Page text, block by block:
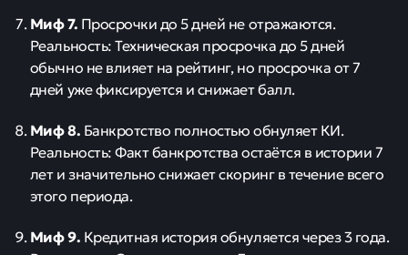
Миф 7. Просрочки до 5 дней не отражаются.
Реальность: Техническая просрочка до 5 дней
обычно не влияет на рейтинг, но просрочка от 7
дней уже фиксируется и снижает балл.
Миф 8. Банкротство полностью обнуляет КИ.
Реальность: Факт банкротства остаётся в истории 7
лет и значительно снижает скоринг в течение всего
этого периода.
Миф 9. Кредитная история обнуляется через 3 года.